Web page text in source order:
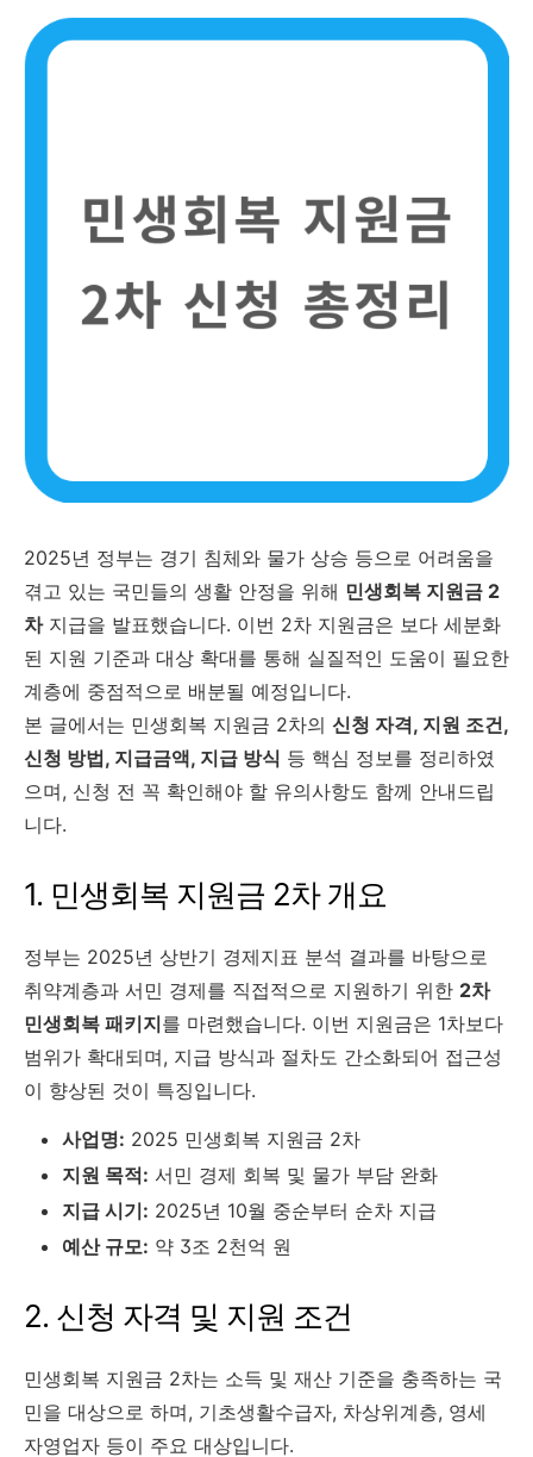
2025년 정부는 경기 침체와 물가 상승 등으로 어려움을
겪고 있는 국민들의 생활 안정을 위해 민생회복 지원금 2
차지급을 발표했습니다. 이번 2차 지원금은 보다 세분화
된 지원 기준과 대상 확대를 통해 실질적인 도움이 필요한
계층에 중점적으로 배분될 예정입니다.
본 글에서는 민생회복 지원금 2차의 신청 자격, 지원 조건,
신청 방법, 지급금액, 지급 방식 등 핵심 정보를 정리하였
으며, 신청 전 꼭 확인해야 할 유의사항도 함께 안내드립
니다.
1. 민생회복 지원금 2차 개요
정부는 2025년 상반기 경제지표 분석 결과를 바탕으로
취약계층과 서민 경제를 직접적으로 지원하기 위한 2차
민생회복 패키지를 마련했습니다. 이번 지원금은 1차보다
범위가 확대되며, 지급 방식과 절차도 간소화되어 접근성
이 향상된 것이 특징입니다.
사업명: 2025 민생회복 지원금 2차
지원 목적: 서민 경제 회복 및 물가 부담 완화
지급 시기: 2025년 10월 중순부터 순차 지급
예산 규모: 약 3조 2천억 원
2. 신청 자격 및 지원 조건
민생회복 지원금 2차는 소득 및 재산 기준을 충족하는 국
민을 대상으로 하며, 기초생활수급자, 차상위계층, 영세
자영업자 등이 주요 대상입니다.